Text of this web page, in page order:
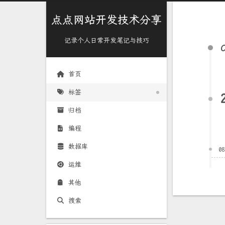
点点网站开发技术分享
记录个人日常开发笔记与技巧
首页
标签
归档
编程
数据库
运维
其他
搜索